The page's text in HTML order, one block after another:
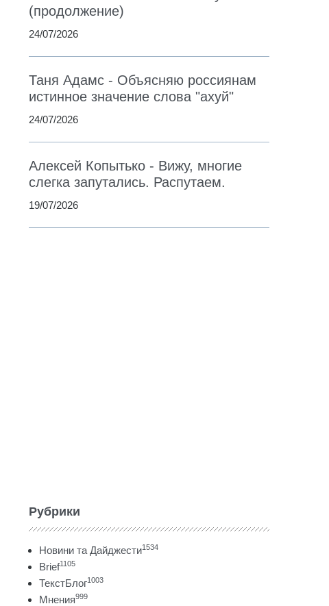
(продолжение)
24/07/2026
Таня Адамс - Объясняю россиянам
истинное значение слова "ахуй"
24/07/2026
Алексей Копытько - Вижу, многие
слегка запутались. Распутаем.
19/07/2026
Рубрики
Новини та Дайджести1534
Brief1105
ТекстБлог1003
Мнения999